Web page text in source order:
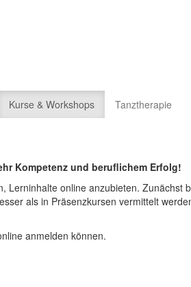
Kurse & Workshops Tanztherapie
Kompetenz und beruflichem Erfolg!
online anzubieten.
als in Präsenzkursen vermittelt
anmelden können.